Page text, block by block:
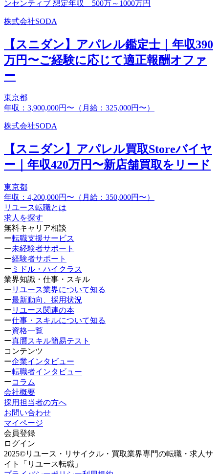
ンセンティブ 想定年収 500万～1000万円
株式会社SODA
【スニダン】アパレル鑑定士｜年収390
万円〜ご経験に応じて適正報酬オファ
ー
東京都
年収：3,900,000円〜（月給：325,000円〜）
株式会社SODA
【スニダン】アパレル買取Storeバイヤ
ー｜年収420万円〜新店舗買取をリード
東京都
年収：4,200,000円〜（月給：350,000円〜）
リユース転職とは
求人を探す
無料キャリア相談
ー転職支援サービス
ー未経験者サポート
ー経験者サポート
ー ミドル・ハイクラス
業界知識・仕事・スキル
ー リユース業界について知る
ー最新動向、採用状況
ー リユース関連の本
ー仕事・スキルについて知る
ー資格一覧
ー真贋スキル簡易テスト
コンテンツ
ー企業インタビュー
ー転職者インタビュー
ーコラム
会社概要
採用担当者の方へ
お問い合わせ
マイページ
会員登録
ログイン
2025©リユース・リサイクル・買取業界専門の転職・求人サ
イト「リユース転職」